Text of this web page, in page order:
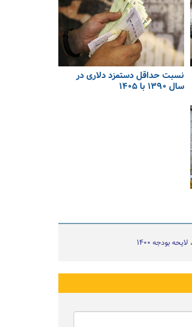
نسبت حداقل دستمزد دلاری در
سال ۱۳۹۰ با ۱۴۰۵
لایحه بودجه ۱۴۰۰